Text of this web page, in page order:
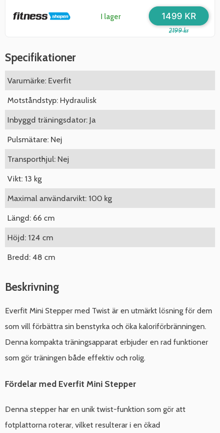
I lager
2199 kr
1499 KR
Specifikationer
Varumärke: Everfit
Motståndstyp: Hydraulisk
Inbyggd träningsdator: Ja
Pulsmätare: Nej
Transporthjul: Nej
Vikt: 13 kg
Maximal användarvikt: 100 kg
Längd: 66 cm
Höjd: 124 cm
Bredd: 48 cm
Beskrivning
Everfit Mini Stepper med Twist är en utmärkt lösning för dem
som vill förbättra sin benstyrka och öka kaloriförbränningen.
Denna kompakta träningsapparat erbjuder en rad funktioner
som gör träningen både effektiv och rolig.
Fördelar med Everfit Mini Stepper
Denna stepper har en unik twist-funktion som gör att
fotplattorna roterar, vilket resulterar i en ökad